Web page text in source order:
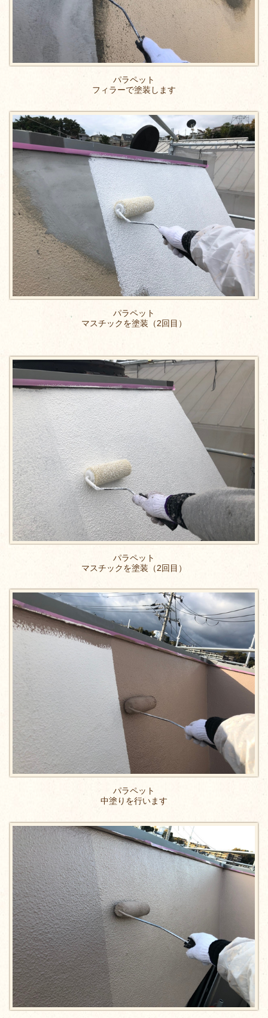
パラペット
フィラーで塗装します
パラペット
マスチックを塗装（2回目）
パラペット
マスチックを塗装（2回目）
パラペット
中塗りを行います